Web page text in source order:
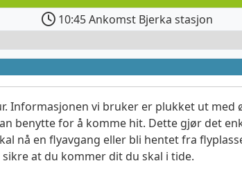
10:45 Ankomst Bjerka stasjon
Informasjonen vi bruker er plukket ut med
benytte for å komme hit. Dette gjør det
nå en flyavgang eller bli hentet fra
at du kommer dit du skal i tide.